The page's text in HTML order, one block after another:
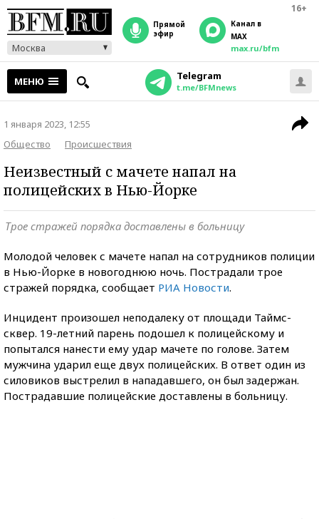
16+
Москва
прямой
эфир
Канал в
MAX
max.ru/bfm
МЕНЮ Telegram
t.me/BFMnews
1 января 2023, 12:55
Общество
Происшествия
Неизвестный с мачете напал на
полицейских в Нью-Йорке
Трое стражей порядка доставлены в больницу
Молодой человек с мачете напал на сотрудников полиции
в Нью-Йорке в новогоднюю ночь. Пострадали трое
стражей порядка, сообщает РИА Новости.
Инцидент произошел неподалеку от площади Таймс-
сквер. 19-летний парень подошел к полицейскому и
попытался нанести ему удар мачете по голове. Затем
мужчина ударил еще двух полицейских. В ответ один из
силовиков выстрелил в нападавшего, он был задержан.
Пострадавшие полицейские доставлены в больницу.